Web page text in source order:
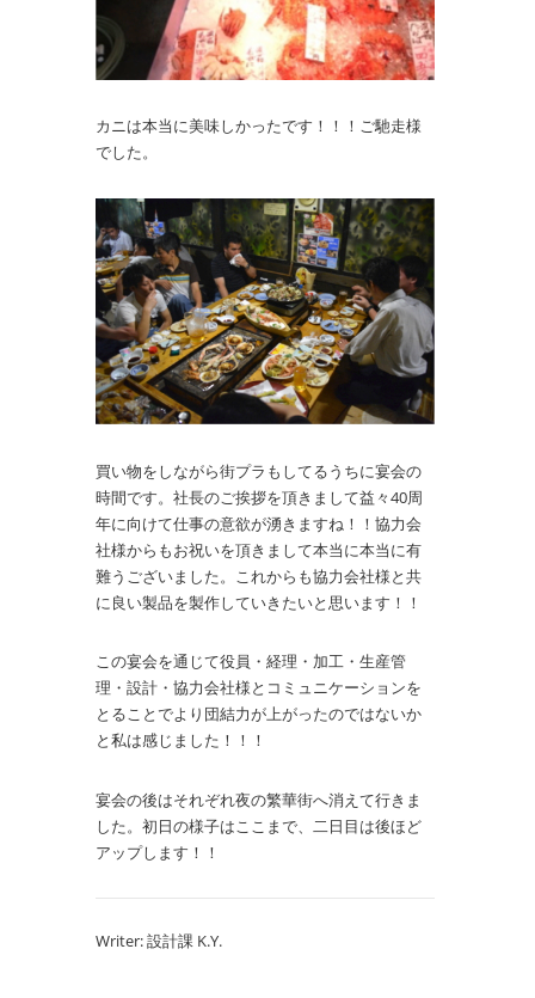
カニは本当に美味しかったです！！！ご馳走様
でした。
買い物をしながら街プラもしてるうちに宴会の
時間です。社長のご挨拶を頂きまして益々40周
年に向けて仕事の意欲が湧きますね！！協力会
社様からもお祝いを頂きまして本当に本当に有
難うございました。これからも協力会社様と共
に良い製品を製作していきたいと思います！！
この宴会を通じて役員・経理・加工・生産管
理・設計・協力会社様とコミュニケーションを
とることでより団結力が上がったのではないか
と私は感じました！！！
宴会の後はそれぞれ夜の繁華街へ消えて行きま
した。初日の様子はここまで、二日目は後ほど
アップします！！
Writer: 設計課 K.Y.